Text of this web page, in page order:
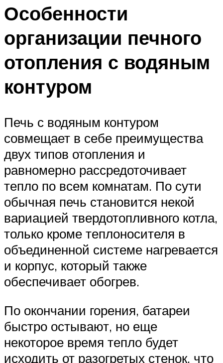
Особенности
организации печного
отопления с водяным
контуром
Печь с водяным контуром
совмещает в себе преимущества
двух типов отопления и
равномерно рассредоточивает
тепло по всем комнатам. По сути
обычная печь становится некой
вариацией твердотопливного котла,
только кроме теплоносителя в
объединенной системе нагревается
и корпус, который также
обеспечивает обогрев.
По окончании горения, батареи
быстро остывают, но еще
некоторое время тепло будет
исходить от разогретых стенок, что